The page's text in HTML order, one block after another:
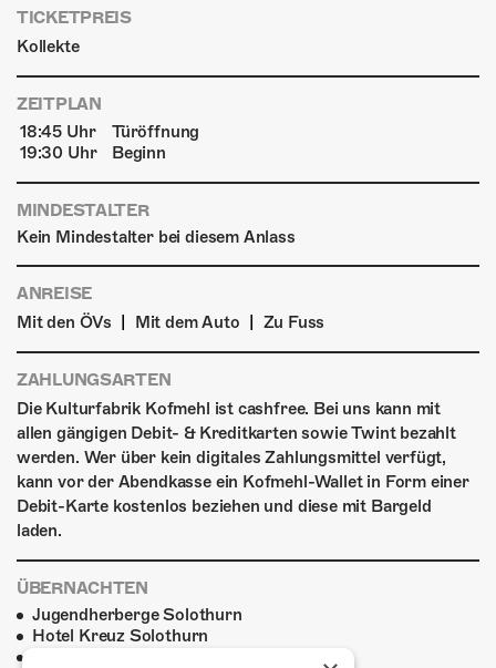
TICKETPREIS
Kollekte
ZEITPLAN
18:45 Uhr
Türöffnung
19:30 Uhr
Beginn
MINDESTALTER
Kein Mindestalter bei diesem Anlass
ANREISE
Mit den ÖVs
Mit dem Auto Zu Fuss
ZAHLUNGSARTEN
Die Kulturfabrik Kofmehl ist cashfree. Bei uns kann mit
allen gängigen Debit- & Kreditkarten sowie Twint bezahlt
werden. Wer über kein digitales Zahlungsmittel verfügt,
kann vor der Abendkasse ein Kofmehl-Wallet in Form einer
Debit-Karte kostenlos beziehen und diese mit Bargeld
laden.
ÜBERNACHTEN
Jugendherberge Solothurn
Hotel Kreuz Solothurn